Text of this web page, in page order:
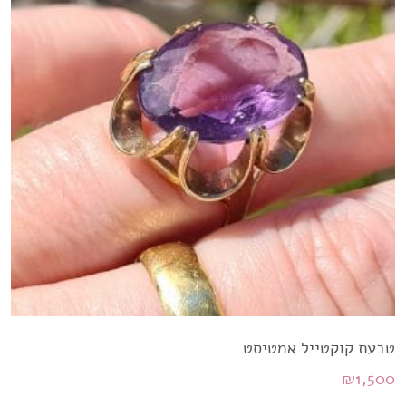
טבעת קוקטייל אמטיסט
₪1,500